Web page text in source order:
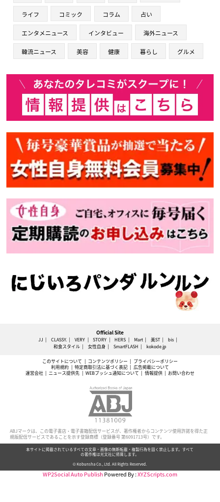
ライフ コミック コラム 占い
エンタメニュース インタビュー 海外ニュース
韓流ニュース 美容 健康 暮らし グルメ
Official Site
JJ CLASSY. VERY STORY HERS Mart 美ST
bis
和食スタイル
女性自身 SmartFLASH kokode.jp
このサイトについて コンテンツポリシー
プライバシーポリシー
利用規約
特定商取引法に基づく表記
広告掲載について
運営会社
ニュース提供先 WEBプッシュ通知について 情報提供 お問い合わせ
ABJマークは、この電子書店・電子書籍配信サービスが、著作権者からコンテンツ使用許諾を得た正
規版配信サービスであることを示す登録商標（登録番号 第6091713号）です。
本サイトに掲載されているすべての文章・画像の無断転載・複製行為を固く禁止します。すべて
の著作権は光文社に帰属します。
© Kobunsha Co., Ltd. All Rights Reserved.
WP2Social Auto Publish Powered By :XYZScripts.com